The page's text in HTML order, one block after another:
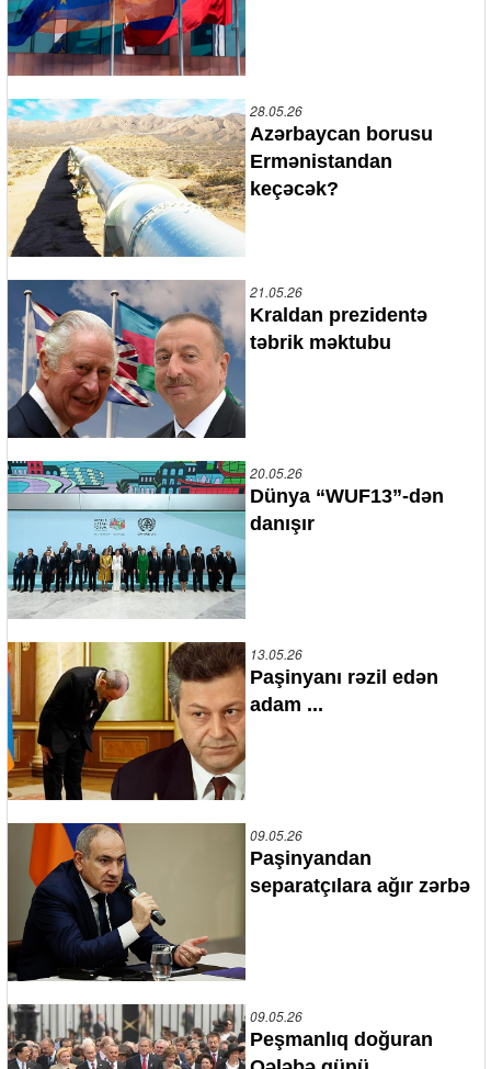
28.05.26
Azərbaycan borusu
Ermənistandan
keçəcək?
21.05.26
Kraldan prezidentə
təbrik məktubu
20.05.26
Dünya “WUF13”-dən
danışır
13.05.26
Paşinyanı rəzil edən
adam ...
09.05.26
Paşinyandan
separatçılara ağır zərbə
09.05.26
Peşmanlıq doğuran